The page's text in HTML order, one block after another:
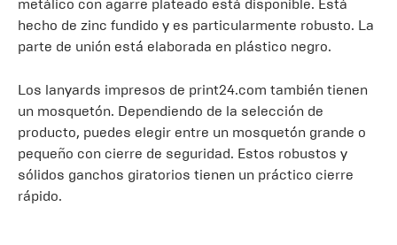
metálico con agarre plateado está disponible. Está
hecho de zinc fundido y es particularmente robusto. La
parte de unión está elaborada en plástico negro.
Los lanyards impresos de print24.com también tienen
un mosquetón. Dependiendo de la selección de
producto, puedes elegir entre un mosquetón grande o
pequeño con cierre de seguridad. Estos robustos y
sólidos ganchos giratorios tienen un práctico cierre
rápido.